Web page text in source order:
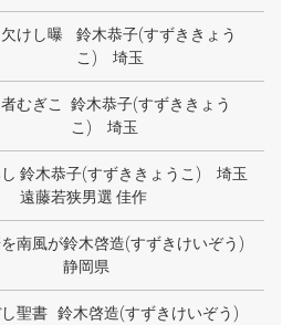
けし曝
鈴木恭子(すずききょう
こ) 埼玉
むぎこ
鈴木恭子(すずききょう
こ) 埼玉
鈴木恭子(すずききょうこ) 埼玉
遠藤若狭男選 佳作
南風が鈴木啓造(すずきけいぞう)
静岡県
聖書 鈴木啓造(すずきけいぞう)